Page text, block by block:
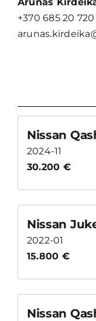
Naujienos
+370 685 20 720
Nissan
2024-11
30.200 €
Nissan
2022-01
15.800 €
Nissan